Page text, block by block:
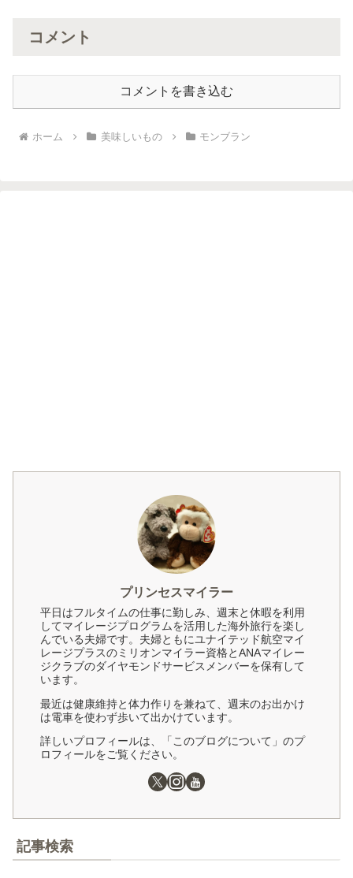
コメント
コメントを書き込む
ホーム 美味しいもの モンブラン
プリンセスマイラー
平日はフルタイムの仕事に勤しみ、週末と休暇を利用
してマイレージプログラムを活用した海外旅行を楽し
んでいる夫婦です。夫婦ともにユナイテッド航空マイ
レージプラスのミリオンマイラー資格とANAマイレー
ジクラブのダイヤモンドサービスメンバーを保有して
います。
最近は健康維持と体力作りを兼ねて、週末のお出かけ
は電車を使わず歩いて出かけています。
詳しいプロフィールは、「このブログについて」のプ
ロフィールをご覧ください。
記事検索